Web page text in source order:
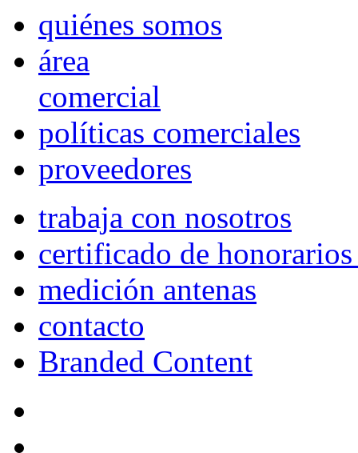
quiénes somos
área
comercial
políticas comerciales
proveedores
trabaja con nosotros
certificado de
medición antenas
contacto
Branded Content